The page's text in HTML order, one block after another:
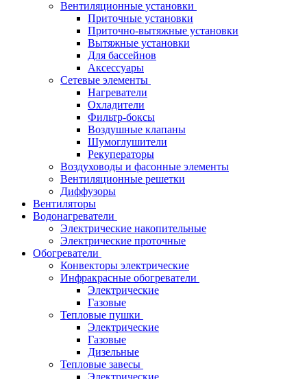
Вентиляционные установки
Приточные установки
Приточно-вытяжные установки
Вытяжные установки
Для бассейнов
Аксессуары
Сетевые элементы
Нагреватели
Охладители
Фильтр-боксы
Воздушные клапаны
Шумоглушители
Рекуператоры
Воздуховоды и фасонные элементы
Вентиляционные решетки
Диффузоры
Вентиляторы
Водонагреватели
Электрические накопительные
Электрические проточные
Обогреватели
Конвекторы электрические
Инфракрасные обогреватели
Электрические
Газовые
Тепловые пушки
Электрические
Газовые
Дизельные
Тепловые завесы
Электрические